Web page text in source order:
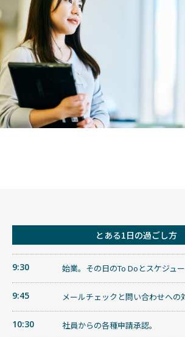
とある1日の過ごし方
9:30 始業。その日のTo Doとスケジュー
9:45 メールチェックと問い合わせへの
10:30 社員からの各種申請承認。